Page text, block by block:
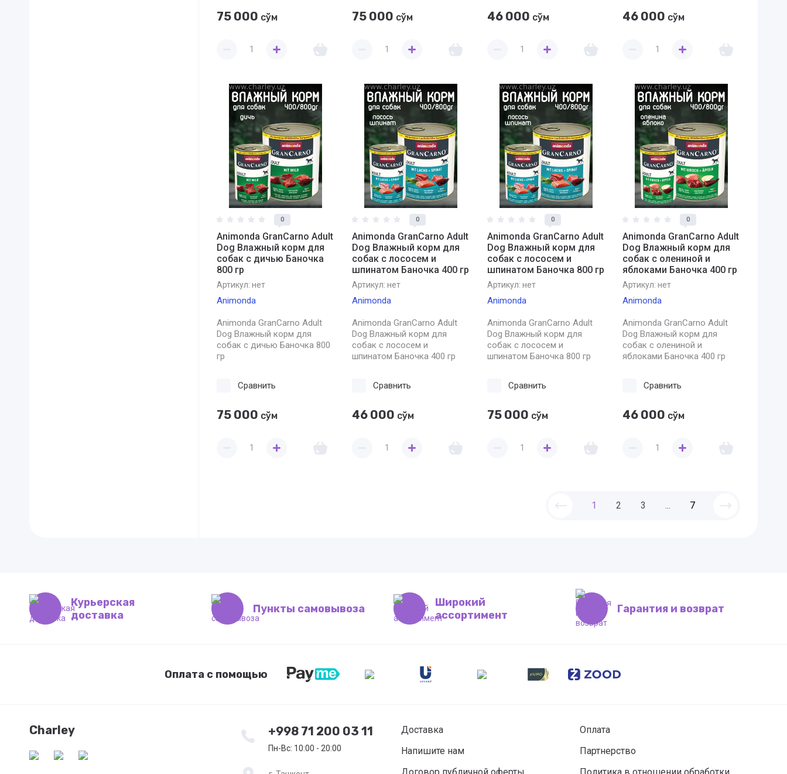
75 000 сўм 75 000 сўм 46 000 сўм 46 000 сўм
0
Animonda GranCarno Adult
Dog Влажный корм для
собак с дичью Баночка
800 гр
Артикул: нет
Animonda
Animonda GranCarno Adult
Dog Влажный корм для
собак с дичью Баночка 800
гр
Сравнить
75 000 сўм
0
Animonda GranCarno Adult
Dog Влажный корм для
собак с лососем и
шпинатом Баночка 400 гр
Артикул: нет
Animonda
Animonda GranCarno Adult
Dog Влажный корм для
собак с лососем и
шпинатом Баночка 400 гр
Сравнить
46 000 сўм
0
Animonda GranCarno Adult
Dog Влажный корм для
собак с лососем и
шпинатом Баночка 800 гр
Артикул: нет
Animonda
Animonda GranCarno Adult
Dog Влажный корм для
собак с лососем и
шпинатом Баночка 800 гр
Сравнить
75 000 сўм
0
Animonda GranCarno Adult
Dog Влажный корм для
собак с олениной и
яблоками Баночка 400 гр
Артикул: нет
Animonda
Animonda GranCarno Adult
Dog Влажный корм для
собак с олениной и
яблоками Баночка 400 гр
Сравнить
46 000 сўм
1 2 3 ... 7
Курьерская
доставка
Пункты самовывоза
Широкий
ассортимент
Гарантия и возврат
Оплата с помощью
Charley +998 71 200 03 11
Пн-Вс: 10:00 - 20:00
Доставка
Оплата
Напишите нам
Партнерство